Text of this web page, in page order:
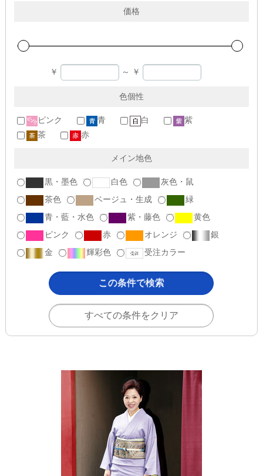
価格
￥ ～ ￥
色個性
ピンク 青 白
紫
茶
赤
メイン地色
黒・墨色 白色
灰色・鼠
茶色
ベージュ・生成
緑
青・藍・水色
紫・藤色
黄色
ピンク
赤 オレンジ
銀
金
輝彩色 受注カラー